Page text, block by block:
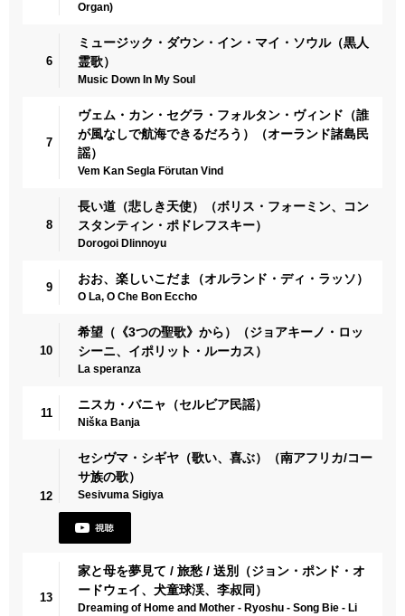
Organ)
6
ミュージック・ダウン・イン・マイ・ソウル（黒人
霊歌）
Music Down In My Soul
7
ヴェム・カン・セグラ・フォルタン・ヴィンド（誰
が風なしで航海できるだろう）（オーランド諸島民
謡）
Vem Kan Segla Förutan Vind
8
長い道（悲しき天使）（ボリス・フォーミン、コン
スタンティン・ポドレフスキー）
Dorogoi Dlinnoyu
9
おお、楽しいこだま（オルランド・ディ・ラッソ）
O La, O Che Bon Eccho
10
希望（《3つの聖歌》から）（ジョアキーノ・ロッ
シーニ、イポリット・ルーカス）
La speranza
11
ニスカ・バニャ（セルビア民謡）
Niška Banja
12
セシヴマ・シギヤ（歌い、喜ぶ）（南アフリカ/コー
サ族の歌）
Sesivuma Sigiya
13
家と母を夢見て / 旅愁 / 送別（ジョン・ポンド・オ
ードウェイ、犬童球渓、李叔同）
Dreaming of Home and Mother - Ryoshu - Song Bie - Li